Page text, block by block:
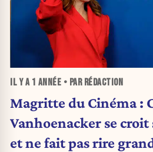
IL Y A 1 ANNÉE • PAR RÉDACTION
Magritte du Cinéma :
Vanhoenacker se
et ne fait pas rire